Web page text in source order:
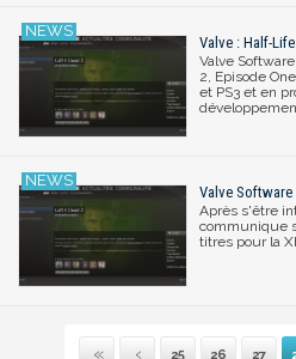
Valve : Half-
Valve
2, Episode
et PS3 et en
Valve
Après s'être
communique
titres pour la
Première
25 26 27